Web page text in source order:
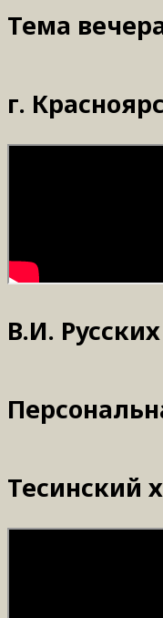
Тема
г.
В.И.
Тесинский